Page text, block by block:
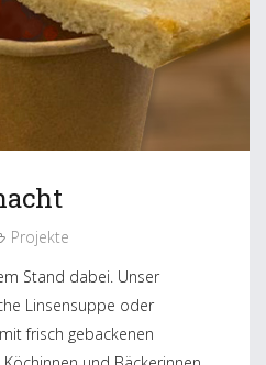
Projekte
Stand dabei. Unser
Linsensuppe oder
frisch gebackenen